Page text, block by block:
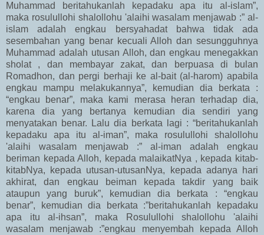
Muhammad beritahukanlah kepadaku apa itu al-islam”,
maka rosulullohi shalollohu 'alaihi wasalam menjawab :” al-
islam adalah engkau bersyahadat bahwa tidak ada
sesembahan yang benar kecuali Alloh dan sesungguhnya
Muhammad adalah utusan Alloh, dan engkau menegakkan
sholat , dan membayar zakat, dan berpuasa di bulan
Romadhon, dan pergi berhaji ke al-bait (al-harom) apabila
engkau mampu melakukannya”, kemudian dia berkata :
“engkau benar”, maka kami merasa heran terhadap dia,
karena dia yang bertanya kemudian dia sendiri yang
menyatakan benar. Lalu dia berkata lagi : “beritahukanlah
kepadaku apa itu al-iman”, maka rosulullohi shalollohu
'alaihi wasalam menjawab :” al-iman adalah engkau
beriman kepada Alloh, kepada malaikatNya , kepada kitab-
kitabNya, kepada utusan-utusanNya, kepada adanya hari
akhirat, dan engkau beiman kepada takdir yang baik
ataupun yang buruk”, kemudian dia berkata : “engkau
benar”, kemudian dia berkata :”beritahukanlah kepadaku
apa itu al-ihsan”, maka Rosulullohi shalollohu 'alaihi
wasalam menjawab :”engkau menyembah kepada Alloh